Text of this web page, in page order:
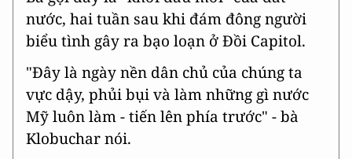
nước, hai tuần sau khi đám đông người
biểu tình gây ra bạo loạn ở Đồi Capitol.
"Đây là ngày nền dân chủ của chúng ta
vực dậy, phủi bụi và làm những gì nước
Mỹ luôn làm - tiến lên phía trước" - bà
Klobuchar nói.